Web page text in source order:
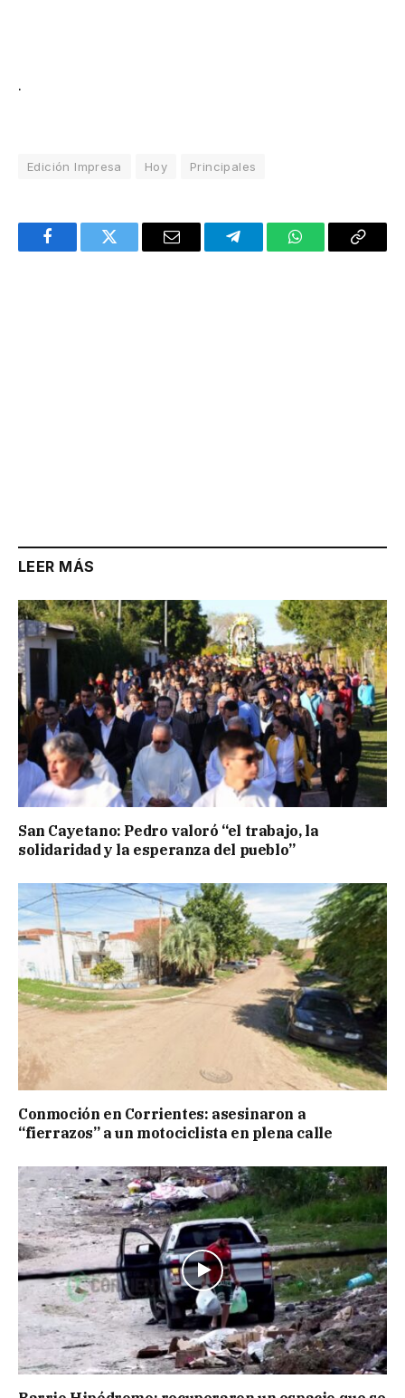
.
Edición Impresa Hoy Principales
FacebookTwitter Email TelegramWhatsAppCopy
LEER MÁS
San Cayetano: Pedro valoró “el trabajo, la
solidaridad y la esperanza del pueblo”
Conmoción en Corrientes: asesinaron a
“fierrazos” a un motociclista en plena calle